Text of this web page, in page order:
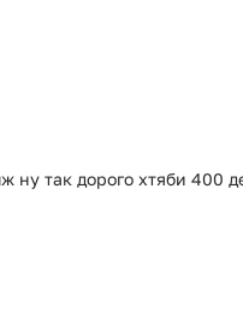
ну так дорого хтяби 400